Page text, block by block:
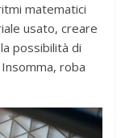
matematici
usato, creare
possibilità di
roba